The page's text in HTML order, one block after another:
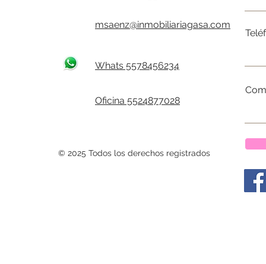
msaenz@inmobiliariagasa.com
Whats 5578456234
Oficina 5524877028
© 2025 Todos los derechos registrados